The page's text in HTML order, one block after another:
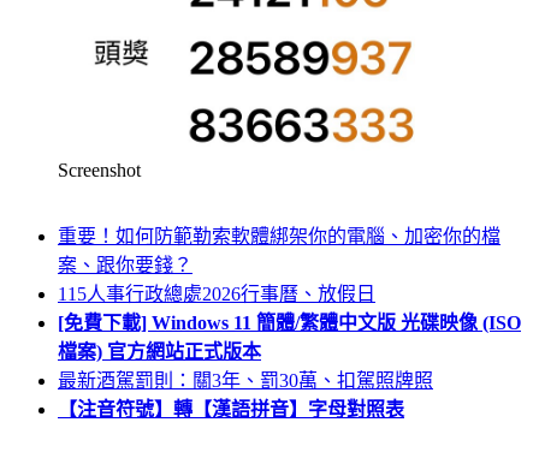
Screenshot
重要！如何防範勒索軟體綁架你的電腦、加密你的檔
案、跟你要錢？
115人事行政總處2026行事曆、放假日
[免費下載] Windows 11 簡體/繁體中文版 光碟映像 (ISO
檔案) 官方網站正式版本
最新酒駕罰則：關3年、罰30萬、扣駕照牌照
【注音符號】轉【漢語拼音】字母對照表